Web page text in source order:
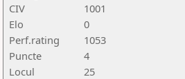
CIV
1001
Elo
0
Perf.rating
1053
Puncte
4
Locul
25